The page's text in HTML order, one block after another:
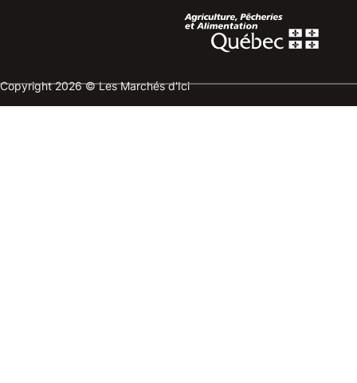
Copyright 2026 © Les Marchés d'Ici